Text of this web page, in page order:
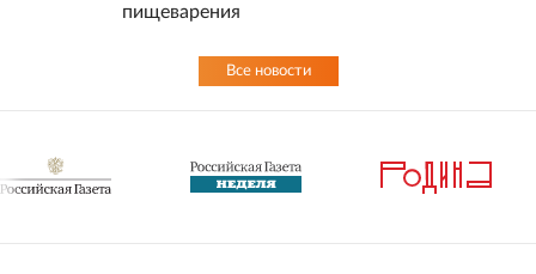
пищеварения
Все новости